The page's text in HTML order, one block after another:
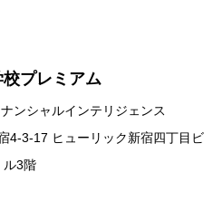
プレミアム
ンシャルインテリジェンス
4-3-17 ヒューリック新宿四丁目ビ
ル3階